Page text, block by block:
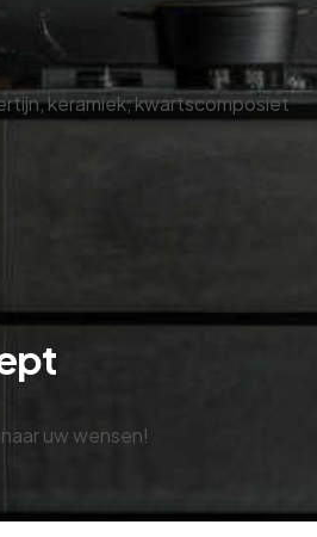
keramiek, kwartscomposiet
uw wensen!